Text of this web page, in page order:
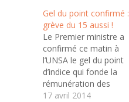
publique, l’UNSA
appelle donc à la
mobilisation pour
réussir la journée
nationale d’action
Fonction publique du
15 mai prochain.
Programme de…
Gel du point confirmé :
grève du 15 aussi !
Le Premier ministre a
confirmé ce matin à
l’UNSA le gel du point
d’indice qui fonde la
rémunération des
agents publics jusqu’en
17 avril 2014